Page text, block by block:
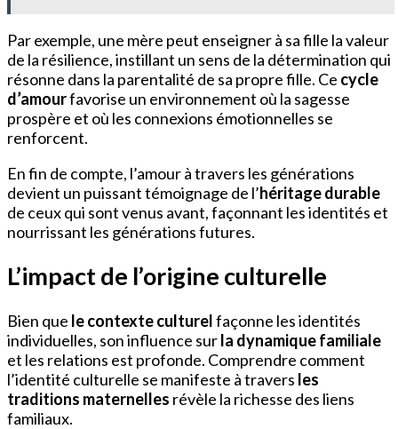
Par exemple, une mère peut enseigner à sa fille la valeur
de la résilience, instillant un sens de la détermination qui
résonne dans la parentalité de sa propre fille. Ce cycle
d’amourfavorise un environnement où la sagesse
prospère et où les connexions émotionnelles se
renforcent.
En fin de compte, l’amour à travers les générations
devient un puissant témoignage de l’héritage durable
de ceux qui sont venus avant, façonnant les identités et
nourrissant les générations futures.
L’impact de l’origine culturelle
Bien que le contexte culturelfaçonne les identités
individuelles, son influence surla dynamique familiale
et les relations est profonde. Comprendre comment
l’identité culturelle se manifeste à travers les
traditions maternelles révèle la richesse des liens
familiaux.